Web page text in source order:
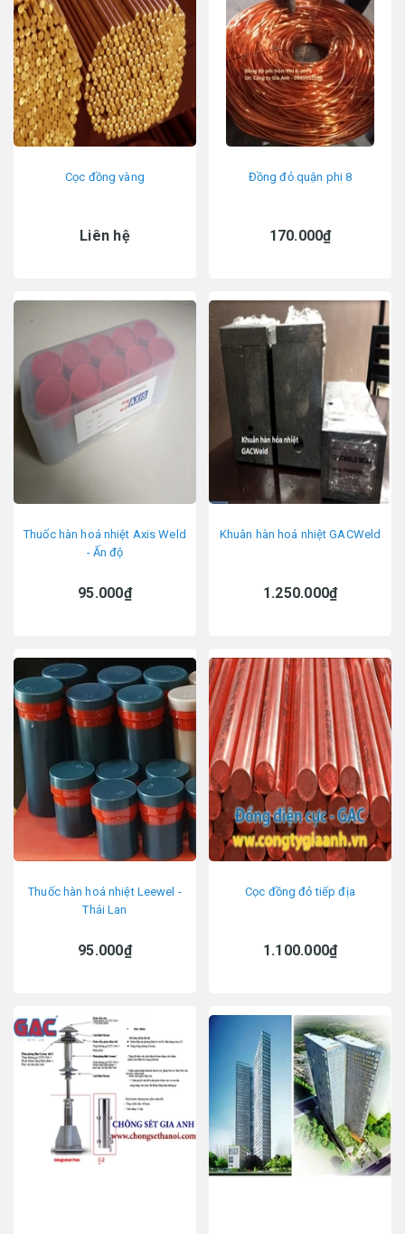
Cọc đồng vàng
Liên hệ
Đồng đỏ quận phi 8
170.000₫
Thuốc hàn hoá nhiệt Axis Weld
- Ấn độ
95.000₫
Khuân hàn hoá nhiệt GACWeld
1.250.000₫
Thuốc hàn hoá nhiệt Leewel -
Thái Lan
95.000₫
Cọc đồng đỏ tiếp địa
1.100.000₫